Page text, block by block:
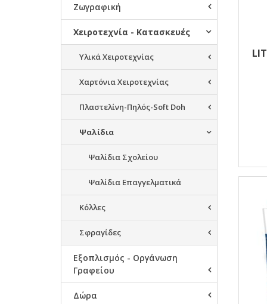
Ζωγραφική
Χειροτεχνία - Κατασκευές
Υλικά Χειροτεχνίας
Χαρτόνια Χειροτεχνίας
Πλαστελίνη-Πηλός-Soft Doh
Ψαλίδια
Ψαλίδια Σχολείου
Ψαλίδια Επαγγελματικά
Κόλλες
Σφραγίδες
Εξοπλισμός - Οργάνωση
Γραφείου
Δώρα